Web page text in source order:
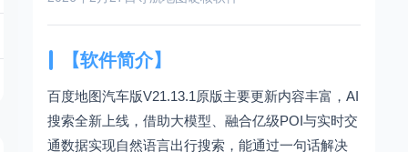
【软件简介】
百度地图汽车版V21.13.1原版主要更新内容丰富，AI
搜索全新上线，借助大模型、融合亿级POI与实时交
通数据实现自然语言出行搜索，能通过一句话解决